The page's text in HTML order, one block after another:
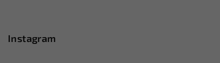
Instagram